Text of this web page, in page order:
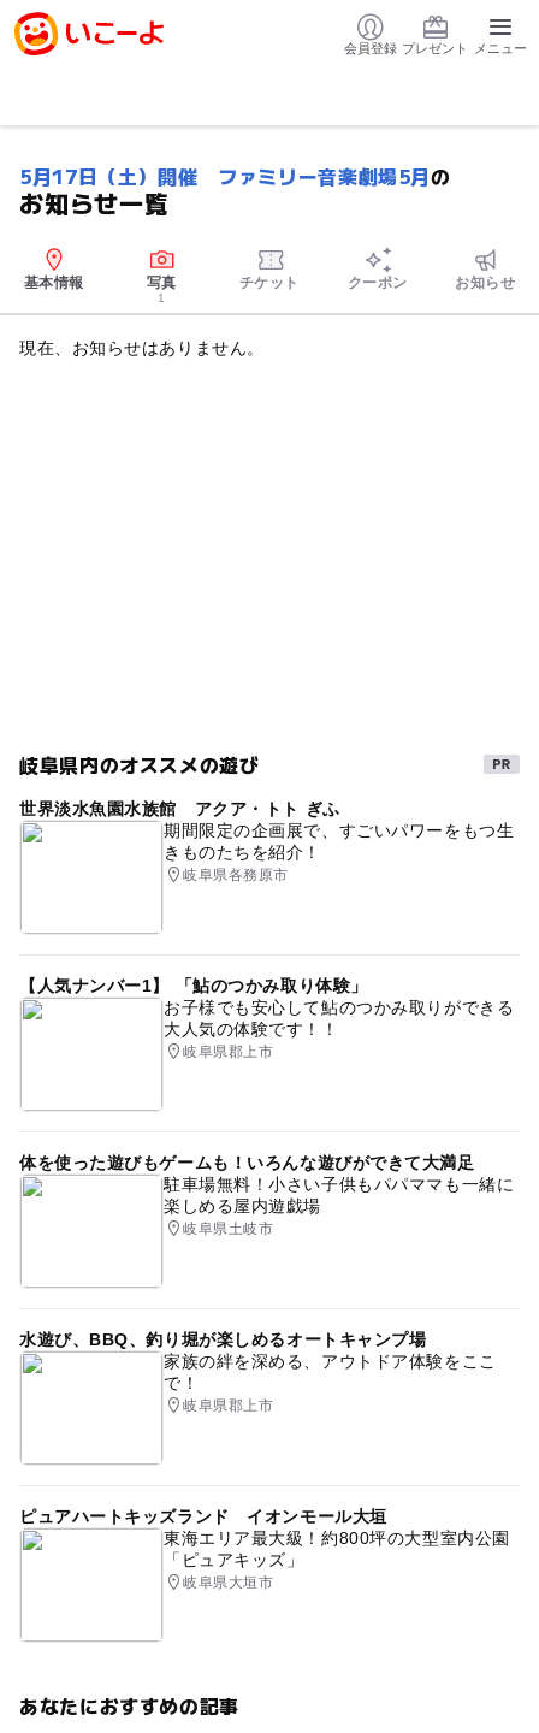
会員登録 プレゼント メニュー
5月17日（土）開催 ファミリー音楽劇場5月の
お知らせ一覧
基本情報 写真
1
チケット クーポン お知らせ
現在、お知らせはありません。
岐阜県内のオススメの遊び
世界淡水魚園水族館 アクア・トト ぎふ
期間限定の企画展で、すごいパワーをもつ生
きものたちを紹介！
岐阜県各務原市
【人気ナンバー1】 「鮎のつかみ取り体験」
お子様でも安心して鮎のつかみ取りができる
大人気の体験です！！
岐阜県郡上市
体を使った遊びもゲームも！いろんな遊びができて大満足
駐車場無料！小さい子供もパパママも一緒に
楽しめる屋内遊戯場
岐阜県土岐市
水遊び、BBQ、釣り堀が楽しめるオートキャンプ場
家族の絆を深める、アウトドア体験をここ
で！
岐阜県郡上市
ピュアハートキッズランド イオンモール大垣
東海エリア最大級！約800坪の大型室内公園
「ピュアキッズ」
岐阜県大垣市
あなたにおすすめの記事